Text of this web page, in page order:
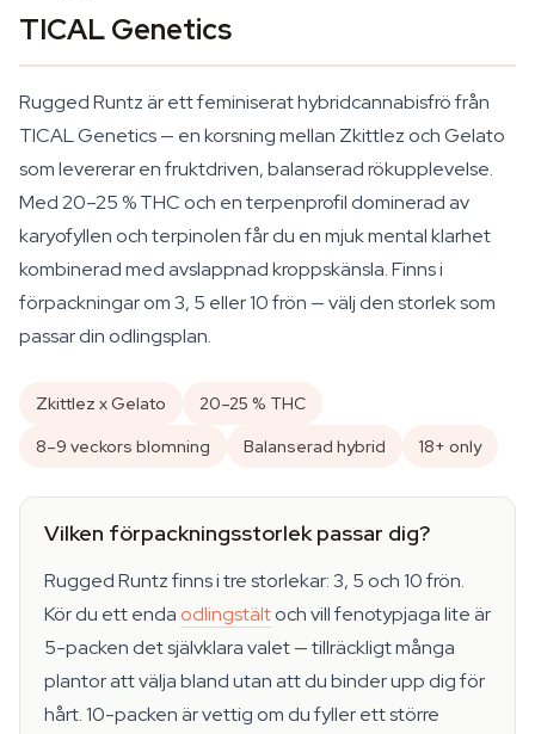
TICAL Genetics
Rugged Runtz är ett feminiserat hybridcannabisfrö från
TICAL Genetics — en korsning mellan Zkittlez och Gelato
som levererar en fruktdriven, balanserad rökupplevelse.
Med 20–25 % THC och en terpenprofil dominerad av
karyofyllen och terpinolen får du en mjuk mental klarhet
kombinerad med avslappnad kroppskänsla. Finns i
förpackningar om 3, 5 eller 10 frön — välj den storlek som
passar din odlingsplan.
Zkittlez x Gelato
20–25 % THC
8–9 veckors blomning
Balanserad hybrid 18+ only
Vilken förpackningsstorlek passar dig?
Rugged Runtz finns i tre storlekar: 3, 5 och 10 frön.
Kör du ett enda odlingstältoch vill fenotypjaga lite är
5-packen det självklara valet — tillräckligt många
plantor att välja bland utan att du binder upp dig för
hårt. 10-packen är vettig om du fyller ett större